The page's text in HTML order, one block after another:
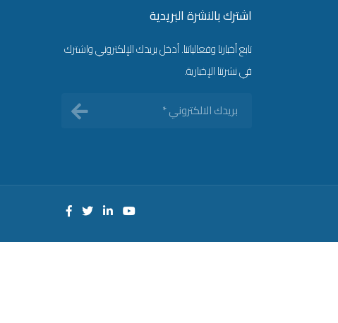
اشترك بالنشرة البريدية
تابع أخبارنا وفعالياتنا. أدخل بريدك الإلكتروني واشترك
في نشرتنا الإخبارية.
بريدك
الالكتروني